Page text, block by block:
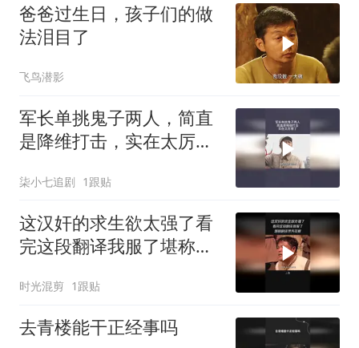
爸爸过生日，孩子们的做
法泪目了
飞鸟潜影
军长单挑鬼子两人，简直
是降维打击，实在太厉害
柒小七追剧 1跟贴
这汉奸的求生欲太强了看
完这段翻译我服了堪称翻
时光混剪 1跟贴
去青楼能干正经事吗